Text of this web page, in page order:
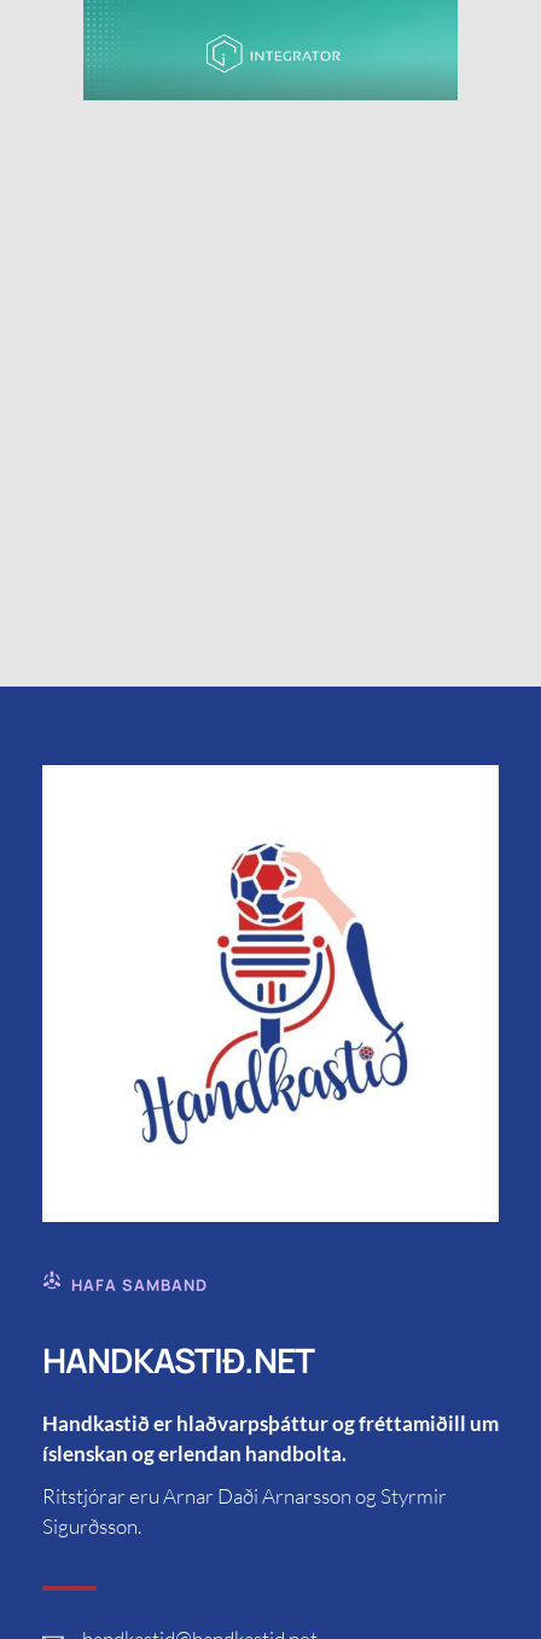
HAFA SAMBAND
HANDKASTIÐ.NET
Handkastið er hlaðvarpsþáttur og fréttamiðill um
íslenskan og erlendan handbolta.
Ritstjórar eru Arnar Daði Arnarsson og Styrmir
Sigurðsson.